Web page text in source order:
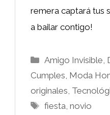
remera captará tus
a bailar contigo!
Categorías
Amigo Invisible,
Cumples, Moda
originales,
Etiquetas
fiesta,novio